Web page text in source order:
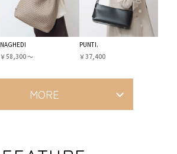
NAGHEDI
￥58,300 〜
PUNTI.
￥37,400
MORE